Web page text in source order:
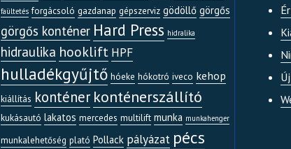
faültetés forgácsoló gazdanap gépszerviz gödöllő görgős
görgős konténer Hard Press hidralika
hidraulika hooklift HPF
hulladékgyűjtő hóeke hókotró iveco kehop
kiállítás konténer konténerszállító
kukásautó lakatos mercedes multilift munka munkahenger
munkalehetőség plató Pollack pályázat pécs